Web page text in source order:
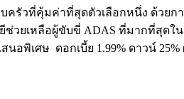
วที่คุ้มค่าที่สุดตัวเลือกหนึ่ง ด้วยกา
ช่วยเหลือผู้ขับขี่ ADAS ที่มากที่สุด
พิเศษ ดอกเบี้ย 1.99% ดาวน์ 25%